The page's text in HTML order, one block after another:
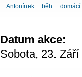
Antonínek běh domácí
Datum akce:
Sobota, 23.